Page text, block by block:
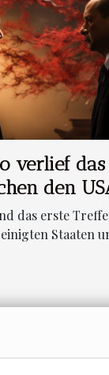
verlief das
den
das erste
Staaten